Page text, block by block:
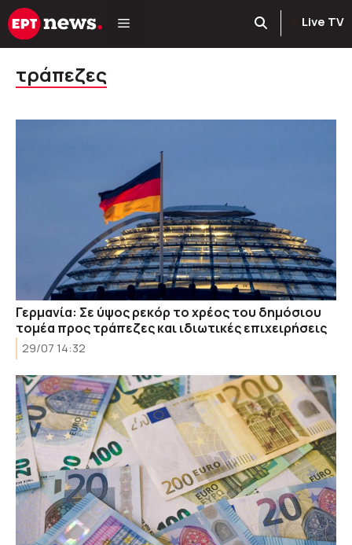
Μετάβαση
σε
Live TV
τράπεζες
Γερμανία: Σε ύψος ρεκόρ το χρέος του δημόσιου
τομέα προς τράπεζες και ιδιωτικές επιχειρήσεις
29/07 14:32